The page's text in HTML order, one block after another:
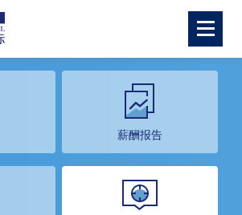
薪酬报告